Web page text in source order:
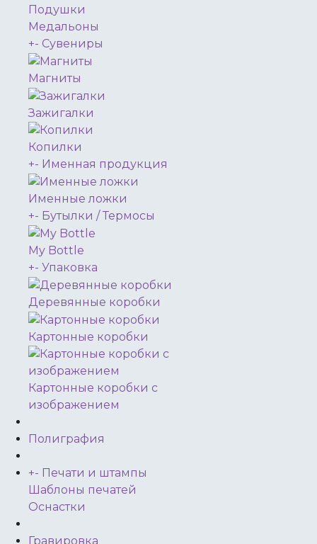
Подушки
Медальоны
+- Сувениры
Магниты
Зажигалки
Копилки
+- Именная продукция
Именные ложки
+- Бутылки / Термосы
My Bottle
+- Упаковка
Деревянные коробки
Картонные коробки
Картонные коробки с
изображением
Полиграфия
+- Печати и штампы
Шаблоны печатей
Оснастки
Гравировка